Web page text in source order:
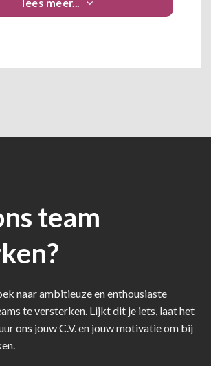
lees meer...
team
naar ambitieuze en enthousiaste
te versterken. Lijkt dit je iets, laat het
ons jouw C.V. en jouw motivatie om bij